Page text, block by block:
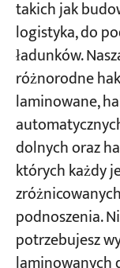
takich jak
logistyka, do
ładunków.
różnorodne
laminowane,
dolnych oraz
których każdy
podnoszenia.
potrzebujesz